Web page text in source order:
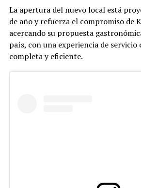
La apertura del nuevo local está
de año y refuerza el compromiso de
acercando su propuesta
país, con una experiencia de servicio
completa y eficiente.